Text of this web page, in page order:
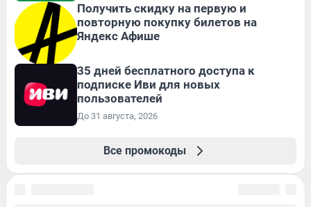
Получить скидку на первую и
повторную покупку билетов на
Яндекс Афише
35 дней бесплатного доступа к
подписке Иви для новых
пользователей
До 31 августа, 2026
Все промокоды